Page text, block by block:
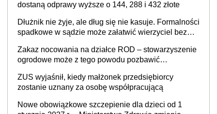
dostaną odprawy wyższe o 144, 288 i 432 złote
Dłużnik nie żyje, ale dług się nie kasuje. Formalności
spadkowe w sądzie może załatwić wierzyciel bez
Zakaz nocowania na działce ROD – stowarzyszenie
ogrodowe może z tego powodu pozbawić
dzierżawę)?
ZUS wyjaśnił, kiedy małżonek przedsiębiorcy
zostanie uznany za osobę współpracującą
Nowe obowiązkowe szczepienie dla dzieci od 1